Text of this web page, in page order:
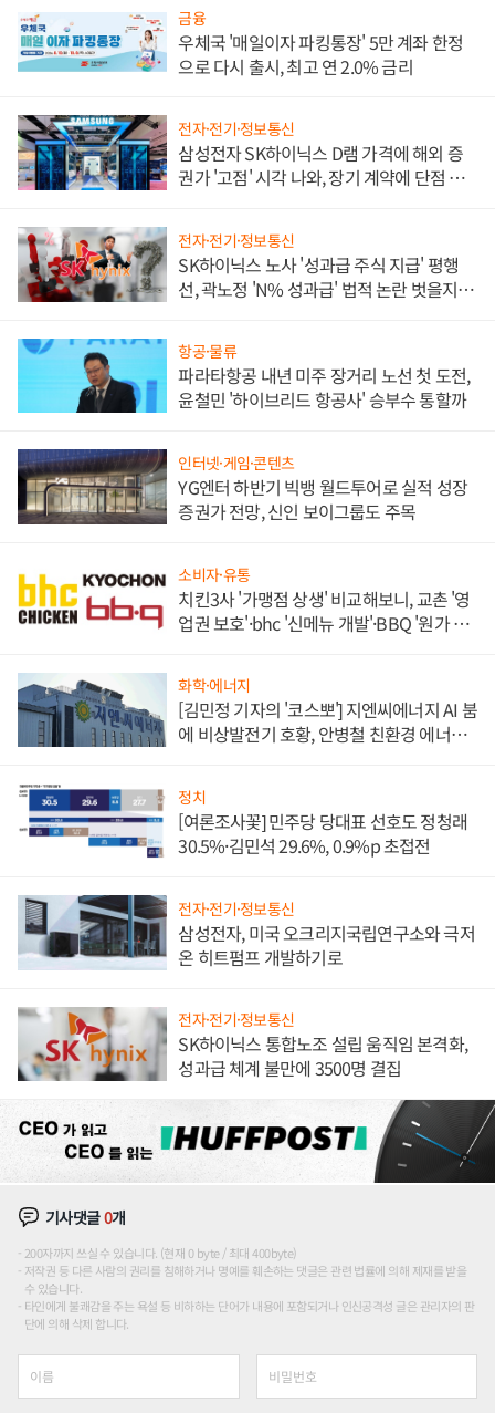
금융
우체국 '매일이자 파킹통장' 5만 계좌 한정
으로 다시 출시, 최고 연 2.0% 금리
전자·전기·정보통신
삼성전자 SK하이닉스 D램 가격에 해외 증
권가 '고점' 시각 나와, 장기 계약에 단점 부
전자·전기·정보통신
SK하이닉스 노사 '성과급 주식 지급' 평행
선, 곽노정 'N% 성과급' 법적 논란 벗을지 주
항공·물류
파라타항공 내년 미주 장거리 노선 첫 도전,
윤철민 '하이브리드 항공사' 승부수 통할까
인터넷·게임·콘텐츠
YG엔터 하반기 빅뱅 월드투어로 실적 성장
증권가 전망, 신인 보이그룹도 주목
소비자·유통
치킨3사 '가맹점 상생' 비교해보니, 교촌 '영
업권 보호'·bhc '신메뉴 개발'·BBQ '원가 부
화학·에너지
[김민정 기자의 '코스뽀'] 지엔씨에너지 AI 붐
에 비상발전기 호황, 안병철 친환경 에너지
정치
[여론조사꽃] 민주당 당대표 선호도 정청래
30.5%·김민석 29.6%, 0.9%p 초접전
전자·전기·정보통신
삼성전자, 미국 오크리지국립연구소와 극저
온 히트펌프 개발하기로
전자·전기·정보통신
SK하이닉스 통합노조 설립 움직임 본격화,
성과급 체계 불만에 3500명 결집
기사댓글0개
200자까지 쓰실 수 있습니다. (현재 0 byte / 최대 400byte)
저작권 등 다른 사람의 권리를 침해하거나 명예를 훼손하는 댓글은 관련 법률에 의해 제재를 받을
수 있습니다.
타인에게 불쾌감을 주는 욕설 등 비하하는 단어가 내용에 포함되거나 인신공격성 글은 관리자의 판
단에 의해 삭제 합니다.